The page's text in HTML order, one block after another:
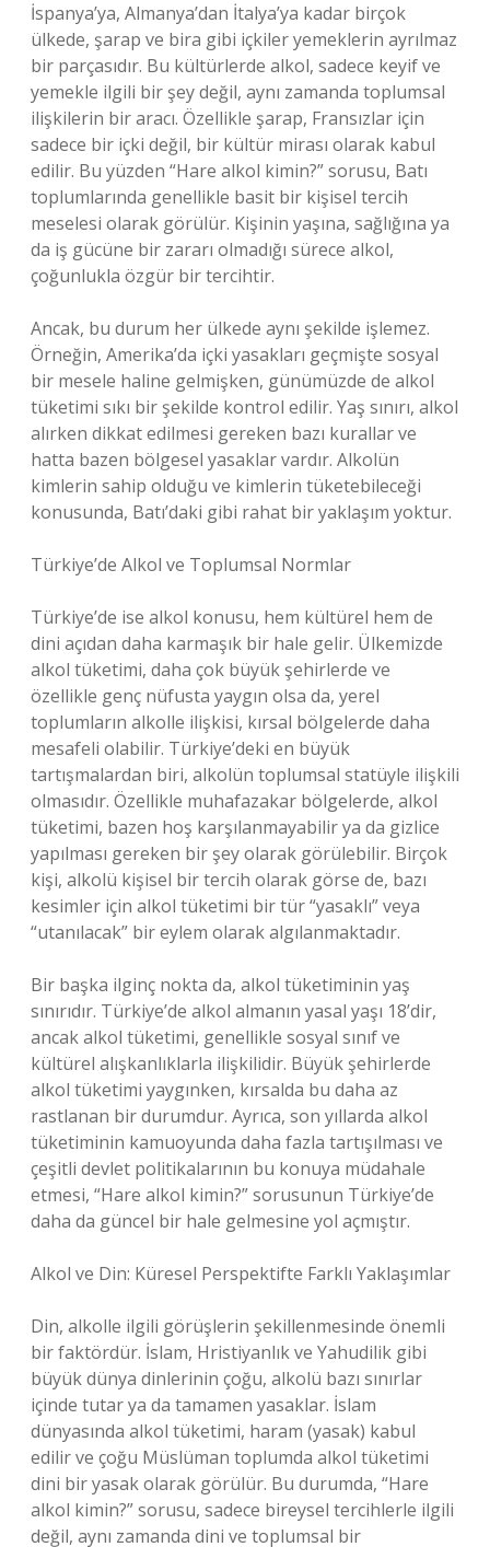
İspanya’ya, Almanya’dan İtalya’ya kadar birçok
ülkede, şarap ve bira gibi içkiler yemeklerin ayrılmaz
bir parçasıdır. Bu kültürlerde alkol, sadece keyif ve
yemekle ilgili bir şey değil, aynı zamanda toplumsal
ilişkilerin bir aracı. Özellikle şarap, Fransızlar için
sadece bir içki değil, bir kültür mirası olarak kabul
edilir. Bu yüzden “Hare alkol kimin?” sorusu, Batı
toplumlarında genellikle basit bir kişisel tercih
meselesi olarak görülür. Kişinin yaşına, sağlığına ya
da iş gücüne bir zararı olmadığı sürece alkol,
çoğunlukla özgür bir tercihtir.
Ancak, bu durum her ülkede aynı şekilde işlemez.
Örneğin, Amerika’da içki yasakları geçmişte sosyal
bir mesele haline gelmişken, günümüzde de alkol
tüketimi sıkı bir şekilde kontrol edilir. Yaş sınırı, alkol
alırken dikkat edilmesi gereken bazı kurallar ve
hatta bazen bölgesel yasaklar vardır. Alkolün
kimlerin sahip olduğu ve kimlerin tüketebileceği
konusunda, Batı’daki gibi rahat bir yaklaşım yoktur.
Türkiye’de Alkol ve Toplumsal Normlar
Türkiye’de ise alkol konusu, hem kültürel hem de
dini açıdan daha karmaşık bir hale gelir. Ülkemizde
alkol tüketimi, daha çok büyük şehirlerde ve
özellikle genç nüfusta yaygın olsa da, yerel
toplumların alkolle ilişkisi, kırsal bölgelerde daha
mesafeli olabilir. Türkiye’deki en büyük
tartışmalardan biri, alkolün toplumsal statüyle ilişkili
olmasıdır. Özellikle muhafazakar bölgelerde, alkol
tüketimi, bazen hoş karşılanmayabilir ya da gizlice
yapılması gereken bir şey olarak görülebilir. Birçok
kişi, alkolü kişisel bir tercih olarak görse de, bazı
kesimler için alkol tüketimi bir tür “yasaklı” veya
“utanılacak” bir eylem olarak algılanmaktadır.
Bir başka ilginç nokta da, alkol tüketiminin yaş
sınırıdır. Türkiye’de alkol almanın yasal yaşı 18’dir,
ancak alkol tüketimi, genellikle sosyal sınıf ve
kültürel alışkanlıklarla ilişkilidir. Büyük şehirlerde
alkol tüketimi yaygınken, kırsalda bu daha az
rastlanan bir durumdur. Ayrıca, son yıllarda alkol
tüketiminin kamuoyunda daha fazla tartışılması ve
çeşitli devlet politikalarının bu konuya müdahale
etmesi, “Hare alkol kimin?” sorusunun Türkiye’de
daha da güncel bir hale gelmesine yol açmıştır.
Alkol ve Din: Küresel Perspektifte Farklı Yaklaşımlar
Din, alkolle ilgili görüşlerin şekillenmesinde önemli
bir faktördür. İslam, Hristiyanlık ve Yahudilik gibi
büyük dünya dinlerinin çoğu, alkolü bazı sınırlar
içinde tutar ya da tamamen yasaklar. İslam
dünyasında alkol tüketimi, haram (yasak) kabul
edilir ve çoğu Müslüman toplumda alkol tüketimi
dini bir yasak olarak görülür. Bu durumda, “Hare
alkol kimin?” sorusu, sadece bireysel tercihlerle ilgili
değil, aynı zamanda dini ve toplumsal bir